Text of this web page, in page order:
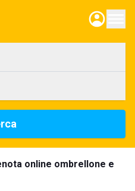
online ombrellone e